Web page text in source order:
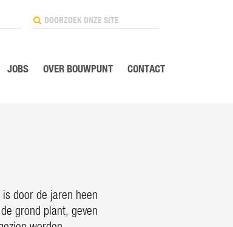
JOBS OVER BOUWPUNT CONTACT
door de jaren heen
grond plant, geven